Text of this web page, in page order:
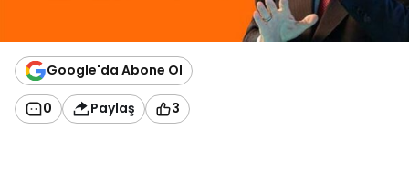
Google'da Abone Ol
0 Paylaş 3